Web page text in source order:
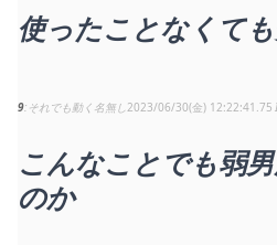
使ったことなくて
9 それでも動く名無し2023/06/30(金) 12:22:41.75
こんなことでも弱
のか